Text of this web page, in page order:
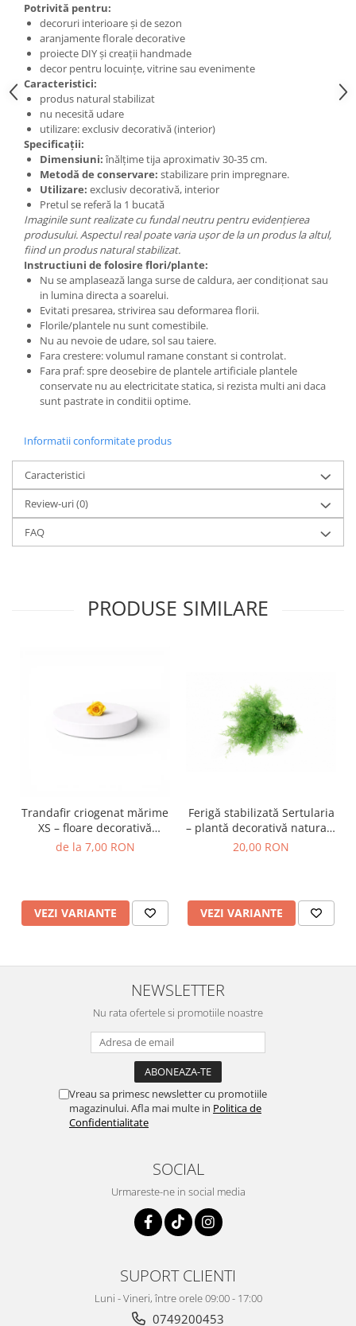
Potrivită pentru:
decoruri interioare și de sezon
aranjamente florale decorative
proiecte DIY și creații handmade
decor pentru locuințe, vitrine sau evenimente
Caracteristici:
produs natural stabilizat
nu necesită udare
utilizare: exclusiv decorativă (interior)
Specificații:
Dimensiuni:înălțime tija aproximativ 30-35 cm.
Metodă de conservare: stabilizare prin impregnare.
Utilizare: exclusiv decorativă, interior
Pretul se referă la 1 bucată
Imaginile sunt realizate cu fundal neutru pentru evidențierea
produsului. Aspectul real poate varia ușor de la un produs la altul,
fiind un produs natural stabilizat.
Instructiuni de folosire flori/plante:
Nu se amplasează langa surse de caldura, aer condiționat sau
in lumina directa a soarelui.
Evitati presarea, strivirea sau deformarea florii.
Florile/plantele nu sunt comestibile.
Nu au nevoie de udare, sol sau taiere.
Fara crestere: volumul ramane constant si controlat.
Fara praf: spre deosebire de plantele artificiale plantele
conservate nu au electricitate statica, si rezista multi ani daca
sunt pastrate in conditii optime.
Informatii conformitate produs
Caracteristici
Review-uri(0)
FAQ
PRODUSE SIMILARE
Trandafir criogenat mărime
XS – floare decorativă
naturală
de la 7,00 RON
VEZI VARIANTE
Ferigă stabilizată Sertularia
– plantă decorativă naturală
pentru tablouri și
20,00 RON
VEZI VARIANTE
NEWSLETTER
Nu rata ofertele si promotiile noastre
Vreau sa primesc newsletter cu promotiile
magazinului. Afla mai multe in Politica de
Confidentialitate
SOCIAL
Urmareste-ne in social media
SUPORT CLIENTI
Luni - Vineri, între orele 09:00 - 17:00
0749200453